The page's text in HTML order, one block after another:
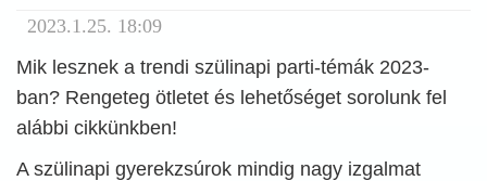
2023.1.25. 18:09
Mik lesznek a trendi szülinapi parti-témák 2023-
ban? Rengeteg ötletet és lehetőséget sorolunk fel
alábbi cikkünkben!
A szülinapi gyerekzsúrok mindig nagy izgalmat